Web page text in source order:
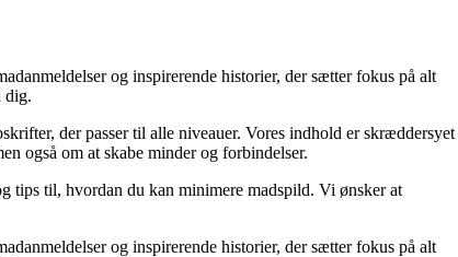
og inspirerende historier, der sætter fokus på alt
dig.
der passer til alle niveauer. Vores indhold er skræddersyet
også om at skabe minder og forbindelser.
tips til, hvordan du kan minimere madspild. Vi ønsker at
og inspirerende historier, der sætter fokus på alt